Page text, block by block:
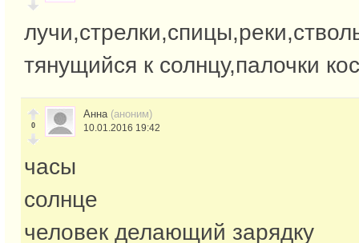
тянущийся к солнцу,палочки
0
Анна (аноним)
10.01.2016 19:42
часы
солнце
человек делающий зарядку